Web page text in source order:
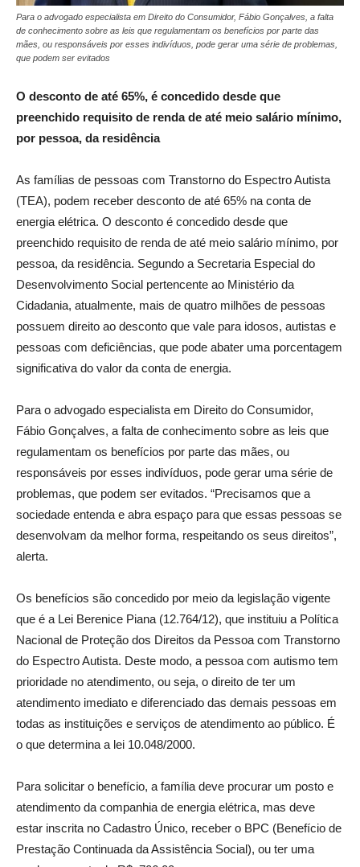
Para o advogado especialista em Direito do Consumidor, Fábio Gonçalves, a falta
de conhecimento sobre as leis que regulamentam os benefícios por parte das
mães, ou responsáveis por esses indivíduos, pode gerar uma série de problemas,
que podem ser evitados
O desconto de até 65%, é concedido desde que
preenchido requisito de renda de até meio salário mínimo,
por pessoa, da residência
As famílias de pessoas com Transtorno do Espectro Autista
(TEA), podem receber desconto de até 65% na conta de
energia elétrica. O desconto é concedido desde que
preenchido requisito de renda de até meio salário mínimo, por
pessoa, da residência. Segundo a Secretaria Especial do
Desenvolvimento Social pertencente ao Ministério da
Cidadania, atualmente, mais de quatro milhões de pessoas
possuem direito ao desconto que vale para idosos, autistas e
pessoas com deficiências, que pode abater uma porcentagem
significativa do valor da conta de energia.
Para o advogado especialista em Direito do Consumidor,
Fábio Gonçalves, a falta de conhecimento sobre as leis que
regulamentam os benefícios por parte das mães, ou
responsáveis por esses indivíduos, pode gerar uma série de
problemas, que podem ser evitados. “Precisamos que a
sociedade entenda e abra espaço para que essas pessoas se
desenvolvam da melhor forma, respeitando os seus direitos”,
alerta.
Os benefícios são concedido por meio da legislação vigente
que é a Lei Berenice Piana (12.764/12), que instituiu a Política
Nacional de Proteção dos Direitos da Pessoa com Transtorno
do Espectro Autista. Deste modo, a pessoa com autismo tem
prioridade no atendimento, ou seja, o direito de ter um
atendimento imediato e diferenciado das demais pessoas em
todas as instituições e serviços de atendimento ao público. É
o que determina a lei 10.048/2000.
Para solicitar o benefício, a família deve procurar um posto e
atendimento da companhia de energia elétrica, mas deve
estar inscrita no Cadastro Único, receber o BPC (Benefício de
Prestação Continuada da Assistência Social), ou ter uma